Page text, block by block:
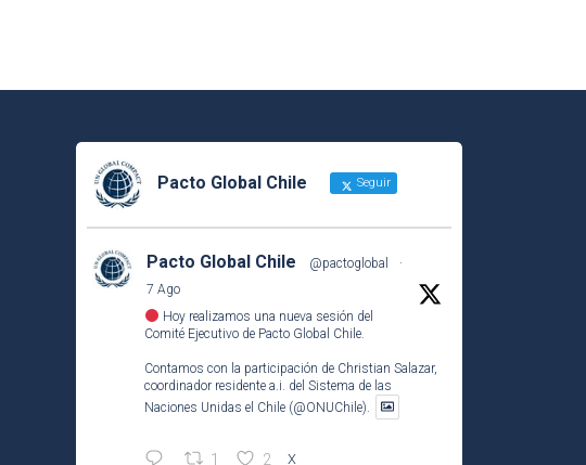
Pacto Global Chile Seguir
Pacto Global Chile @pactoglobal
·
7 Ago
Hoy realizamos una nueva sesión del
Comité Ejecutivo de Pacto Global Chile.
Contamos con la participación de Christian Salazar,
coordinador residente a.i. del Sistema de las
Naciones Unidas el Chile (@ONUChile).
1 2 X